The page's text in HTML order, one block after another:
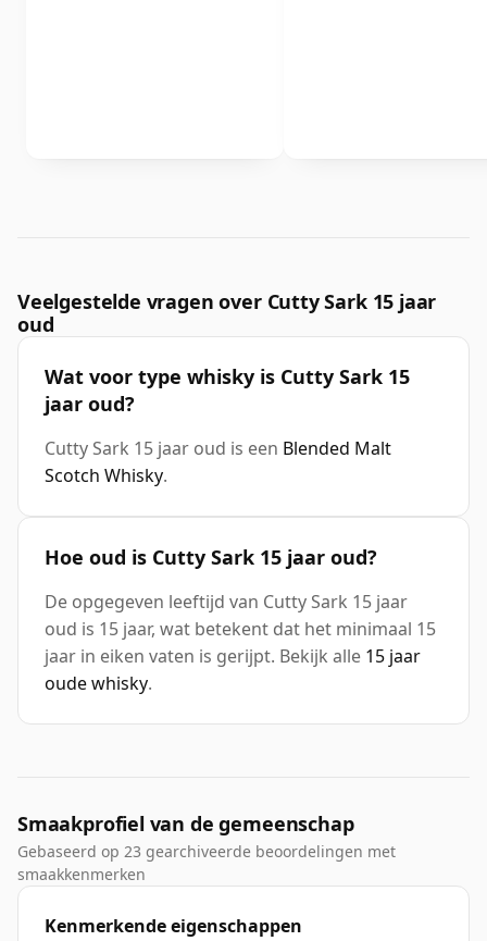
Veelgestelde vragen over Cutty Sark 15 jaar
oud
Wat voor type whisky is Cutty Sark 15
jaar oud?
Cutty Sark 15 jaar oud is een Blended Malt
Scotch Whisky.
Hoe oud is Cutty Sark 15 jaar oud?
De opgegeven leeftijd van Cutty Sark 15 jaar
oud is 15 jaar, wat betekent dat het minimaal 15
jaar in eiken vaten is gerijpt. Bekijk alle 15 jaar
oude whisky.
Smaakprofiel van de gemeenschap
Gebaseerd op 23 gearchiveerde beoordelingen met
smaakkenmerken
Kenmerkende eigenschappen